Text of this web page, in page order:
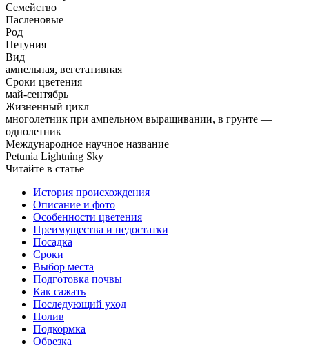
Семейство
Пасленовые
Род
Петуния
Вид
ампельная, вегетативная
Сроки цветения
май-сентябрь
Жизненный цикл
многолетник при ампельном выращивании, в грунте —
однолетник
Международное научное название
Petunia Lightning Sky
Читайте в статье
История происхождения
Описание и фото
Особенности цветения
Преимущества и недостатки
Посадка
Сроки
Выбор места
Подготовка почвы
Как сажать
Последующий уход
Полив
Подкормка
Обрезка